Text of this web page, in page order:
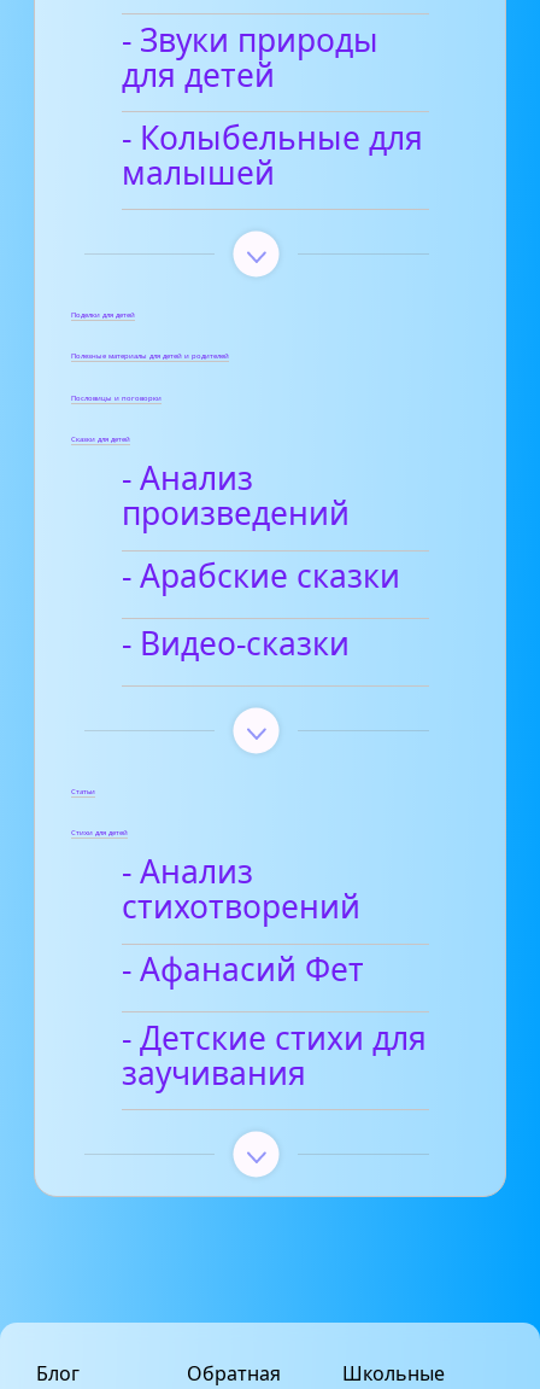
- Звуки природы
для детей
- Колыбельные для
малышей
Поделки для детей
Полезные материалы для детей и родителей
Пословицы и поговорки
Сказки для детей
- Анализ
произведений
- Арабские сказки
- Видео-сказки
Статьи
Стихи для детей
- Анализ
стихотворений
- Афанасий Фет
- Детские стихи для
заучивания
Блог Обратная Школьные